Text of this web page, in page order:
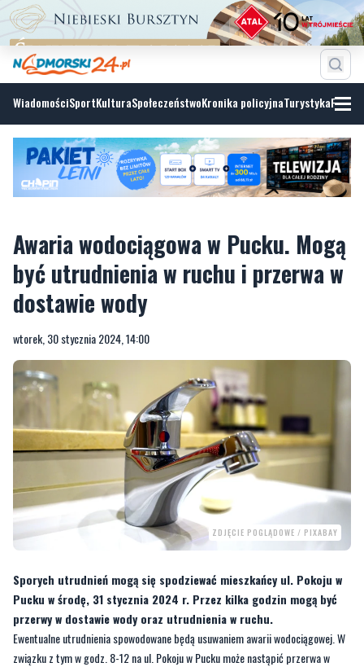
WiadomościSportKulturaSpołeczeństwoKronika policyjnaTurystyka
Awaria wodociągowa w Pucku. Mogą
dostawie wody
wtorek, 30 stycznia 2024, 14:00
ZDJĘCIE POGLĄDOWE / PIXABAY
Sporych utrudnień mogą się spodziewać mieszkańcy ul. Pokoju w
Pucku w środę, 31 stycznia 2024 r. Przez kilka godzin mogą być
Ewentualne utrudnienia spowodowane będą usuwaniem awarii wodociągowej. W
związku z tym w godz. 8-12 na ul. Pokoju w Pucku może nastąpić przerwa w
dostawie wody. Jak informuje Zakład Wodociągów i Kanalizacji Puckiej
Gospodarki Komunalnej możliwe będzie także zamknięcie tej części ulicy dla
ruchu kołowego.